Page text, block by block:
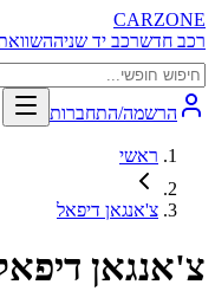
CARZONE
רכב חדשרכב יד שניה
הרשמה/התחברות
ראשי
צ'אנגאן דיפאל
צ'אנגאן